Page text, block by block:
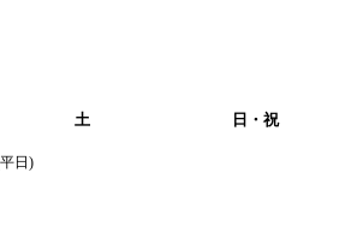
土 日・祝
日)